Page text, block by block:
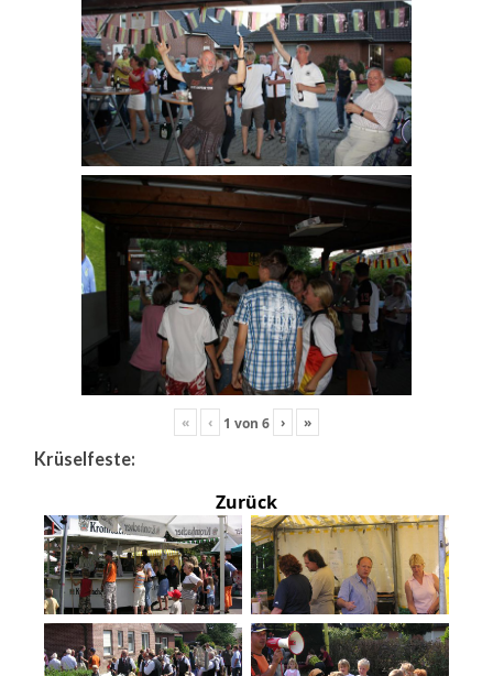
« ‹ 1 von 6 › »
Krüselfeste:
Zurück